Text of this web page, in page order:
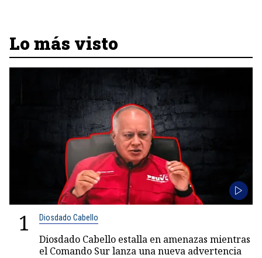
Lo más visto
1 Diosdado Cabello
Diosdado Cabello estalla en amenazas mientras
el Comando Sur lanza una nueva advertencia